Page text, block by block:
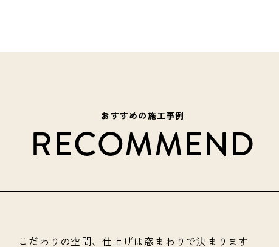
おすすめの施工事例
RECOMMEND
こだわりの空間、仕上げは窓まわりで決まります